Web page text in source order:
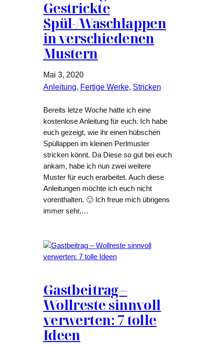
Gestrickte
Spül-/Waschlappen
in verschiedenen
Mustern
Mai 3, 2020
Anleitung, Fertige Werke, Stricken
Bereits letze Woche hatte ich eine
kostenlose Anleitung für euch. Ich habe
euch gezeigt, wie ihr einen hübschen
Spüllappen im kleinen Perlmuster
stricken könnt. Da Diese so gut bei euch
ankam, habe ich nun zwei weitere
Muster für euch erarbeitet. Auch diese
Anleitungen möchte ich euch nicht
vorenthalten. 🙂 Ich freue mich übrigens
immer sehr,…
Gastbeitrag –
Wollreste sinnvoll
verwerten: 7 tolle
Ideen